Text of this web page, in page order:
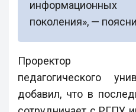
поколения», —
Проректор
педагогического
добавил, что в